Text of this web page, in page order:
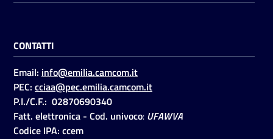
CONTATTI
Email: info@emilia.camcom.it
PEC: cciaa@pec.emilia.camcom.it
P.I./C.F.: 02870690340
Fatt. elettronica - Cod. univoco: UFAWVA
Codice IPA: ccem